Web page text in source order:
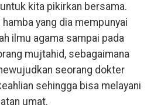
kita pikirkan bersama.
yang dia mempunyai
ilmu agama sampai pada
mujtahid, sebagaimana
seorang dokter
sehingga bisa melayani
umat.